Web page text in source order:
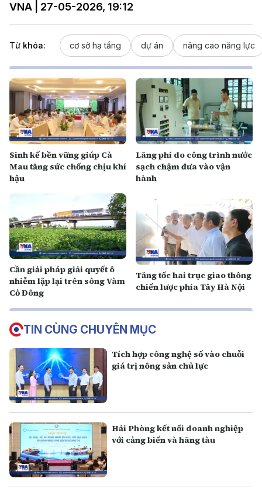
VNA | 27-05-2026, 19:12
Từ khóa: cơ sở hạ tầng dự án nâng cao năng lực
Sinh kế bền vững giúp Cà
Mau tăng sức chống chịu khí
hậu
Lãng phí do công trình nước
sạch chậm đưa vào vận
hành
Cần giải pháp giải quyết ô
nhiễm lặp lại trên sông Vàm
Cỏ Đông
Tăng tốc hai trục giao thông
chiến lược phía Tây Hà Nội
TIN CÙNG CHUYÊN MỤC
Tích hợp công nghệ số vào chuỗi
giá trị nông sản chủ lực
Hải Phòng kết nối doanh nghiệp
với cảng biển và hãng tàu